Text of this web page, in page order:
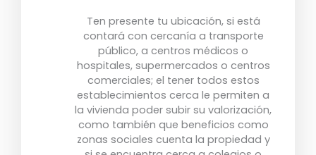
Ten presente tu ubicación, si está
contará con cercanía a transporte
público, a centros médicos o
hospitales, supermercados o centros
comerciales; el tener todos estos
establecimientos cerca le permiten a
la vivienda poder subir su valorización,
como también que beneficios como
zonas sociales cuenta la propiedad y